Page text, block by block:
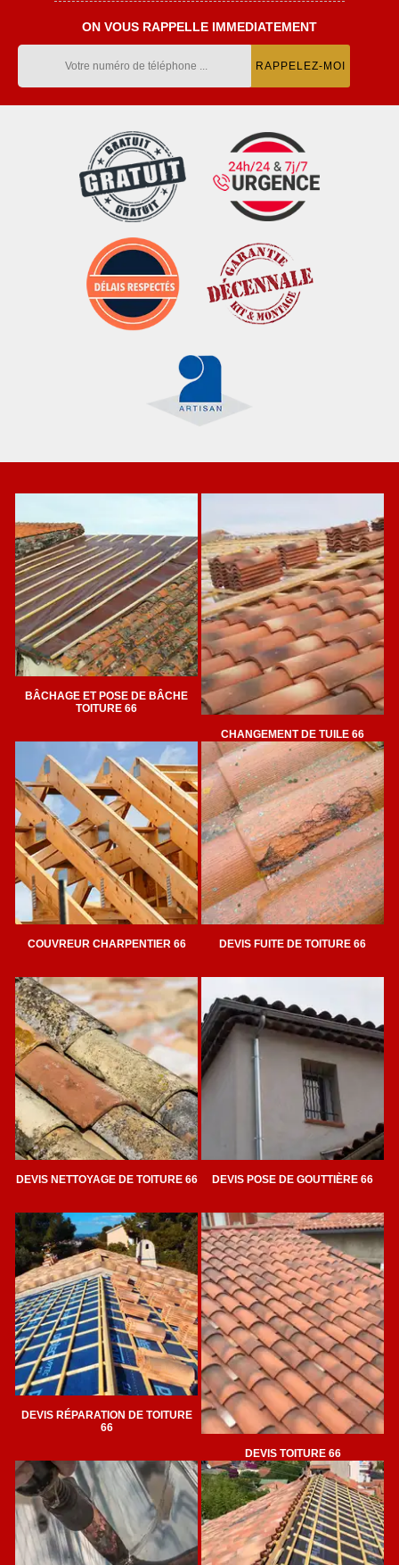
ON VOUS RAPPELLE IMMEDIATEMENT
BÂCHAGE ET POSE DE BÂCHE
TOITURE 66
CHANGEMENT DE TUILE 66
COUVREUR CHARPENTIER 66 DEVIS FUITE DE TOITURE 66
DEVIS NETTOYAGE DE TOITURE 66 DEVIS POSE DE GOUTTIÈRE 66
DEVIS RÉPARATION DE TOITURE
66
DEVIS TOITURE 66